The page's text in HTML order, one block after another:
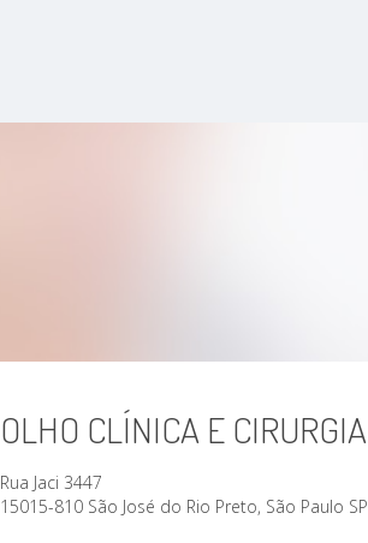
OLHO CLÍNICA E CIRURGIA
Rua Jaci 3447
15015-810 São José do Rio Preto, São Paulo SP